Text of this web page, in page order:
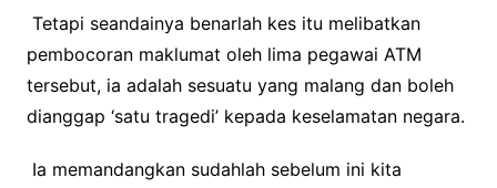
Tetapi seandainya benarlah kes itu melibatkan
pembocoran maklumat oleh lima pegawai ATM
tersebut, ia adalah sesuatu yang malang dan boleh
dianggap ‘satu tragedi’ kepada keselamatan negara.
Ia memandangkan sudahlah sebelum ini kita